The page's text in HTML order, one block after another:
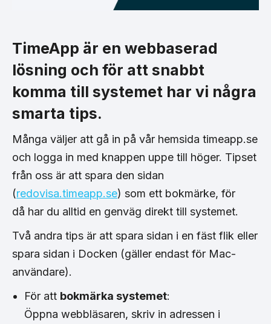
TimeApp är en webbaserad
lösning och för att snabbt
komma till systemet har vi några
smarta tips.
Många väljer att gå in på vår hemsida timeapp.se
och logga in med knappen uppe till höger. Tipset
från oss är att spara den sidan
(redovisa.timeapp.se) som ett bokmärke, för
då har du alltid en genväg direkt till systemet.
Två andra tips är att spara sidan i en fäst flik eller
spara sidan i Docken (gäller endast för Mac-
användare).
För att bokmärka systemet:
Öppna webbläsaren, skriv in adressen i